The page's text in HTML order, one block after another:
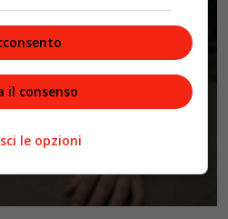
il consenso
le opzioni